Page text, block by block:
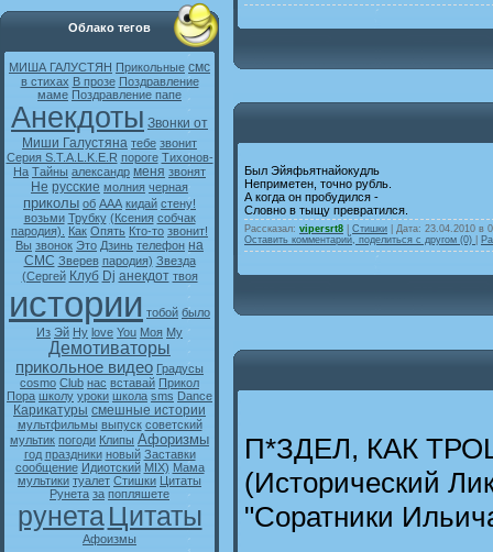
Облако тегов
МИША ГАЛУСТЯН Прикольные смс
в стихах В прозе Поздравление
маме Поздравление папе
Анекдоты Звонки от
Миши Галустяна тебе звонит
Серия S.T.A.L.K.E.R пороге Тихонов-
На Тайны александр меня звонят
Не русские молния черная
приколы об ААА кидай стену!
возьми Трубку (Ксения собчак
пародия).
Как Опять Кто-то звонит!
Вы звонок Это Дзинь телефон на
СМС Зверев пародия) Звезда
(Сергей Клуб Dj анекдот твоя
истории тобой было
Из Эй Ну love You Моя My
Демотиваторы
прикольное видео Градусы
cosmo Club нас вставай Прикол
Пора школу уроки школа sms Dance
Карикатуры смешные истории
мультфильмы выпуск советский
мультик погоди Клипы Афоризмы
год праздники новый Заставки
сообщение Идиотский MIX) Мама
мультики туалет Стишки Цитаты
Рунета за попляшете
рунетаЦитаты
Афоизмы
Был Эйяфьятнайокудль
Неприметен, точно рубль.
А когда он пробудился -
Словно в тыщу превратился.
Рассказал: vipersrt8 Стишки | Дата: 23.04.2010 в
Оставить комментарий, поделиться с другом (0)
П*ЗДЕЛ, КАК
(Исторический
"Соратники